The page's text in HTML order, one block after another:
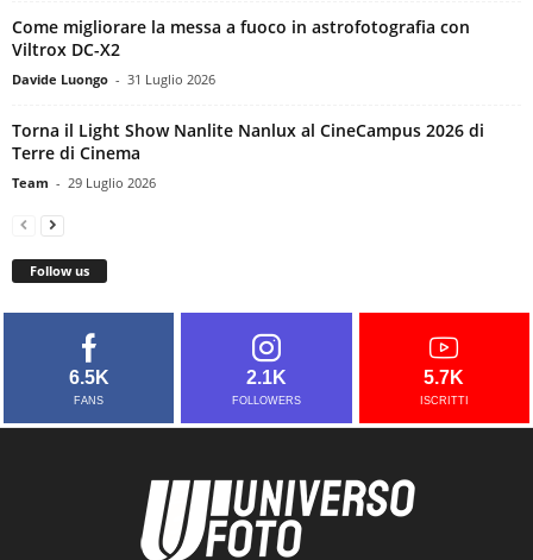
Come migliorare la messa a fuoco in astrofotografia con
Viltrox DC-X2
Davide Luongo - 31 Luglio 2026
Torna il Light Show Nanlite Nanlux al CineCampus 2026 di
Terre di Cinema
Team - 29 Luglio 2026
Follow us
6.5K
FANS
2.1K
FOLLOWERS
5.7K
ISCRITTI